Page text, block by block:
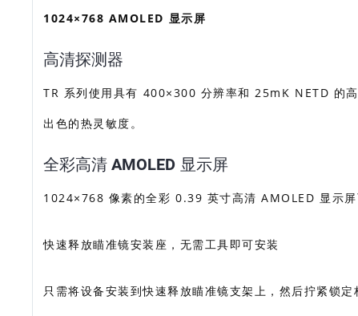
1024×768 AMOLED 显示屏
高清探测器
TR 系列使用具有 400×300 分辨率和 25mK NETD 的
出色的热灵敏度。
全彩高清 AMOLED 显示屏
1024×768 像素的全彩 0.39 英寸高清 AMOLED 显示屏
快速释放瞄准镜安装座，无需工具即可安装
只需将设备安装到快速释放瞄准镜支架上，然后拧紧锁